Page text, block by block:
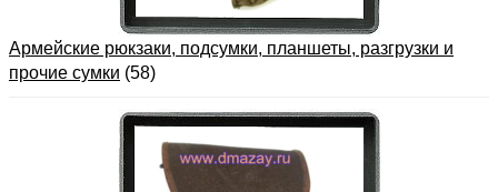
Армейские рюкзаки, подсумки, планшеты, разгрузки и
прочие сумки (58)